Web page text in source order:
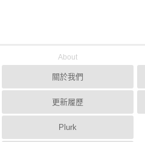
About
關於我們
更新履歷
Plurk